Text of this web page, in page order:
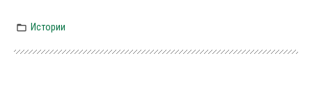
Истории